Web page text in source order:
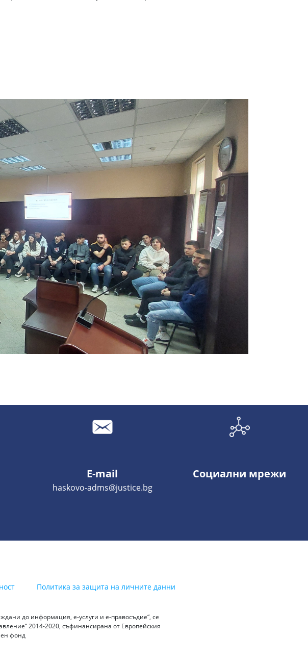
E-mail
haskovo-adms@justice.bg
Социални мрежи
Политика за защита на личните данни
до информация, е-услуги и е-правосъдие“, се
2014-2020, съфинансирана от Европейския
фонд